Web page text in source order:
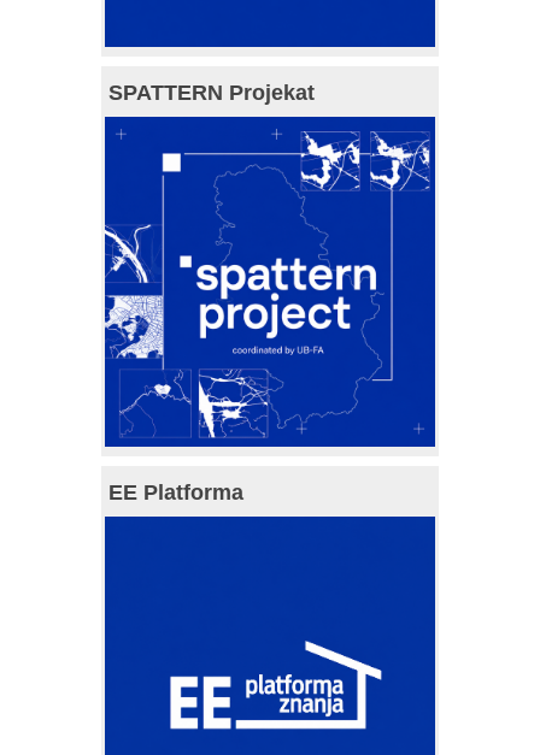
SPATTERN Projekat
EE Platforma